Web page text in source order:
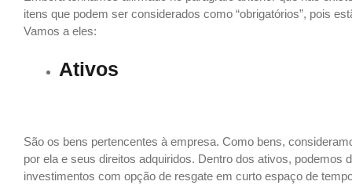
itens que podem ser considerados como “obrigatórios”, pois
Vamos a eles:
Ativos
São os bens pertencentes à empresa. Como bens,
por ela e seus direitos adquiridos. Dentro dos ativos,
investimentos com opção de resgate em curto espaço de